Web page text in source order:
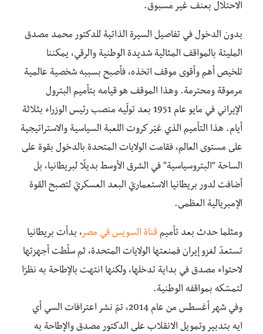
الاحتلال بعنف غير مسبوق.
بدون الدخول في تفاصيل السيرة الذاتية للدكتور محمد مصدق
المليئة بالمواقف المثالية شديدة الوطنية والرقي، يمكننا
تلخيص أهم وأقوى موقف اتخذه، فأصبح بسببه شخصية عالمية
مرموقة ومحترمة. وهذا الموقف هو قيامه بتأميم البترول
الإيراني في مايو عام 1951 بعد تولّيه منصب رئيس الوزراء بثلاثة
أيام. هذا التأميم الذي غيّر كروت اللعبة السياسية والاستراتيجية
على مستوى العالم، فقامت الولايات المتحدة بالدخول بقوة على
الساحة “البتروسياسية” في الشرق الأوسط بديلًا لبريطانيا، بل
أضافت لدور بريطانيا الاستعماريّ البعد العسكريّ لتصبح القوة
الإمبريالية العظمى.
ومثلما حدث بعد تأميم قناة السويس في مصر، بدأت بريطانيا
تستعدّ لغزو إيران فمنعتها الولايات المتحدة، ثم سلّطت أجهزتها
لاحتواء مصدق في بداية تدخلها، ولكنها انتهت بالإطاحة به نظرًا
لتمسّكه بمواقفه الوطنية.
وفي شهر أغسطس من عام 2014، تمّ نشر اعترافات السي أي
ايه بتدبير وتمويل الانقلاب على الدكتور مصدق والإطاحة به